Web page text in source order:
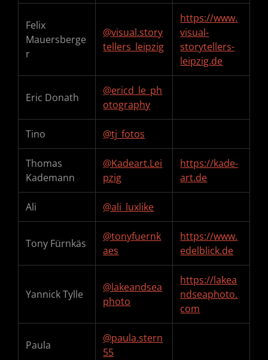
Felix
Mauersberge
r
@visual.story
tellers_leipzig
https://www.
visual-
storytellers-
leipzig.de
Eric Donath
@ericd_le_ph
otography
Tino @tj_fotos
Thomas
Kademann
@Kadeart.Lei
pzig
https://kade-
art.de
Ali @ali_luxlike
Tony Fürnkäs
@tonyfuernk
aes
https://www.
edelblick.de
Yannick Tylle
@lakeandsea
photo
https://lakea
ndseaphoto.
com
Paula
@paula.stern
55